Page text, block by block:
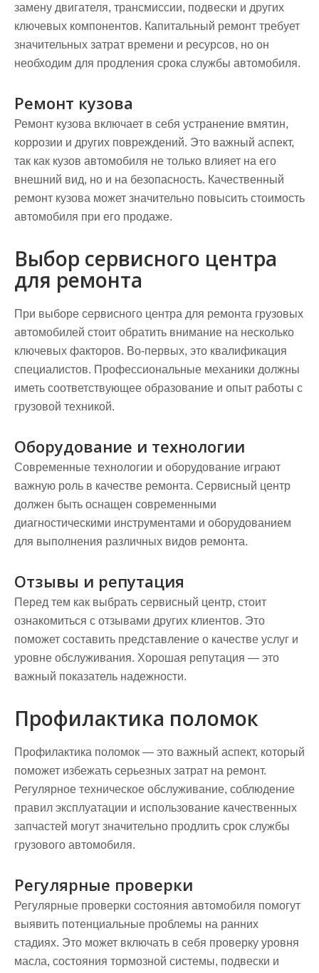
замену двигателя, трансмиссии, подвески и других
ключевых компонентов. Капитальный ремонт требует
значительных затрат времени и ресурсов, но он
необходим для продления срока службы автомобиля.
Ремонт кузова
Ремонт кузова включает в себя устранение вмятин,
коррозии и других повреждений. Это важный аспект,
так как кузов автомобиля не только влияет на его
внешний вид, но и на безопасность. Качественный
ремонт кузова может значительно повысить стоимость
автомобиля при его продаже.
Выбор сервисного центра
для ремонта
При выборе сервисного центра для ремонта грузовых
автомобилей стоит обратить внимание на несколько
ключевых факторов. Во-первых, это квалификация
специалистов. Профессиональные механики должны
иметь соответствующее образование и опыт работы с
грузовой техникой.
Оборудование и технологии
Современные технологии и оборудование играют
важную роль в качестве ремонта. Сервисный центр
должен быть оснащен современными
диагностическими инструментами и оборудованием
для выполнения различных видов ремонта.
Отзывы и репутация
Перед тем как выбрать сервисный центр, стоит
ознакомиться с отзывами других клиентов. Это
поможет составить представление о качестве услуг и
уровне обслуживания. Хорошая репутация — это
важный показатель надежности.
Профилактика поломок
Профилактика поломок — это важный аспект, который
поможет избежать серьезных затрат на ремонт.
Регулярное техническое обслуживание, соблюдение
правил эксплуатации и использование качественных
запчастей могут значительно продлить срок службы
грузового автомобиля.
Регулярные проверки
Регулярные проверки состояния автомобиля помогут
выявить потенциальные проблемы на ранних
стадиях. Это может включать в себя проверку уровня
масла, состояния тормозной системы, подвески и